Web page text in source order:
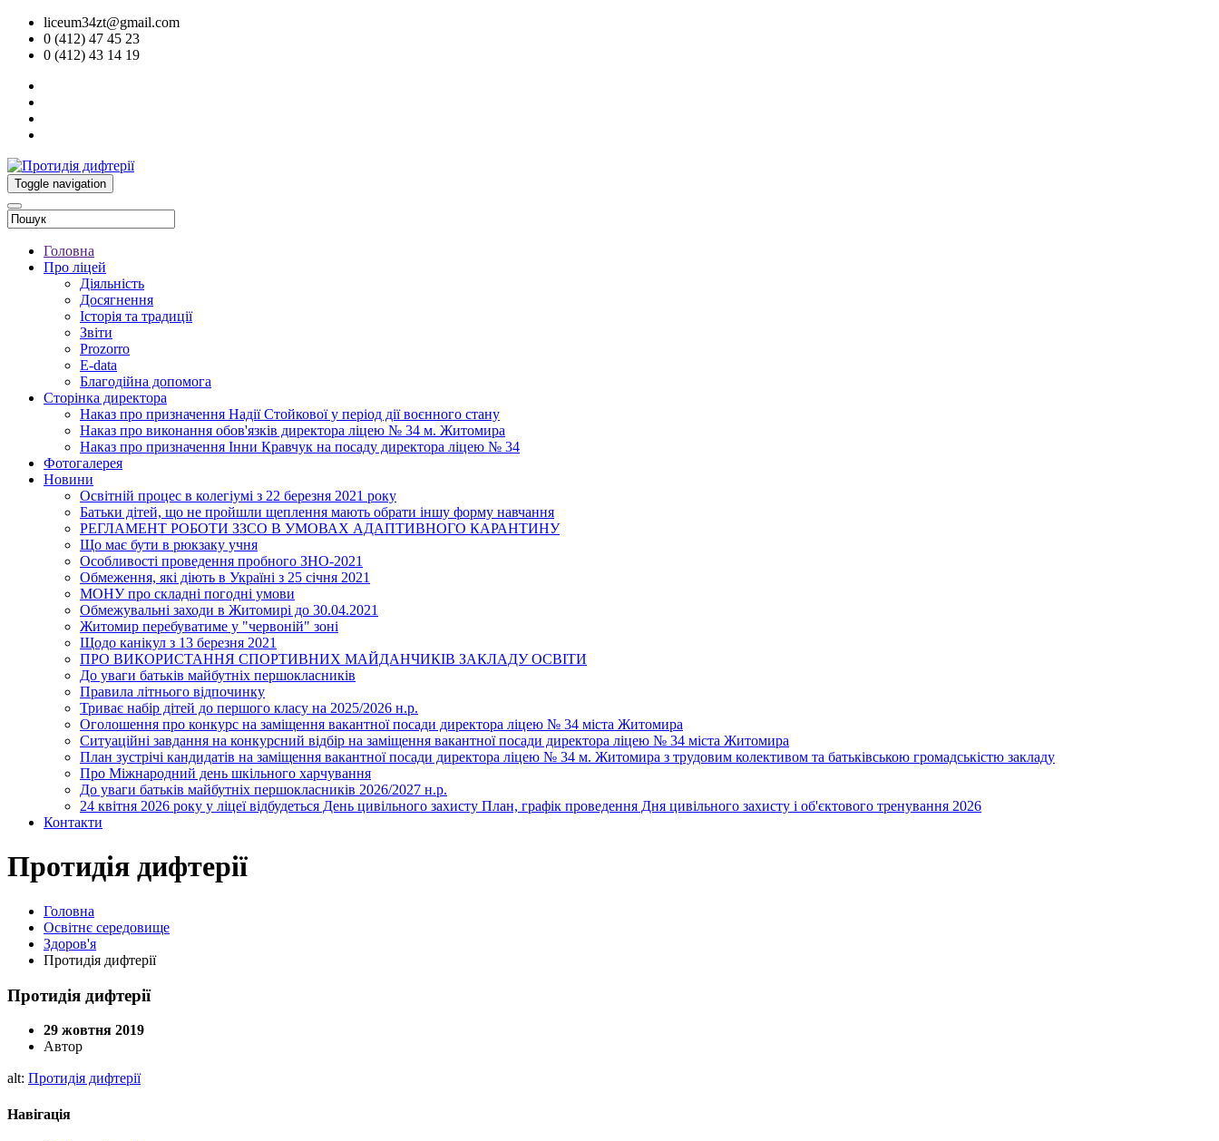
liceum34zt@gmail.com
0 (412) 47 45 23
0 (412) 43 14 19
Toggle navigation
Головна
Про ліцей
Діяльність
Досягнення
Історія та традиції
Звіти
Prozorro
E-data
Благодійна допомога
Сторінка директора
Наказ про призначення Надії Стойкової у період дії воєнного стану
Наказ про виконання обов'язків директора ліцею № 34 м. Житомира
Наказ про призначення Інни Кравчук на посаду директора ліцею № 34
Фотогалерея
Новини
Освітній процес в колегіумі з 22 березня 2021 року
Батьки дітей, що не пройшли щеплення мають обрати іншу форму навчання
РЕГЛАМЕНТ РОБОТИ ЗЗСО В УМОВАХ АДАПТИВНОГО КАРАНТИНУ
Що має бути в рюкзаку учня
Особливості проведення пробного ЗНО-2021
Обмеження, які діють в Україні з 25 січня 2021
МОНУ про складні погодні умови
Обмежувальні заходи в Житомирі до 30.04.2021
Житомир перебуватиме у "червоній" зоні
Щодо канікул з 13 березня 2021
ПРО ВИКОРИСТАННЯ СПОРТИВНИХ МАЙДАНЧИКІВ ЗАКЛАДУ ОСВІТИ
До уваги батьків майбутніх першокласників
Правила літнього відпочинку
Триває набір дітей до першого класу на 2025/2026 н.р.
Оголошення про конкурс на заміщення вакантної посади директора ліцею № 34 міста Житомира
Ситуаційні завдання на конкурсний відбір на заміщення вакантної посади директора ліцею № 34 міста Житомира
План зустрічі кандидатів на заміщення вакантної посади директора ліцею № 34 м. Житомира з трудовим колективом та батьківською громадськістю закладу
Про Міжнародний день шкільного харчування
До уваги батьків майбутніх першокласників 2026/2027 н.р.
24 квітня 2026 року у ліцеї відбудеться День цивільного захисту План, графік проведення Дня цивільного захисту і об'єктового тренування 2026
Контакти
Протидія дифтерії
Головна
Освітнє середовище
Здоров'я
Протидія дифтерії
Протидія дифтерії
29 жовтня 2019
Автор
alt: Протидія дифтерії
Навігація